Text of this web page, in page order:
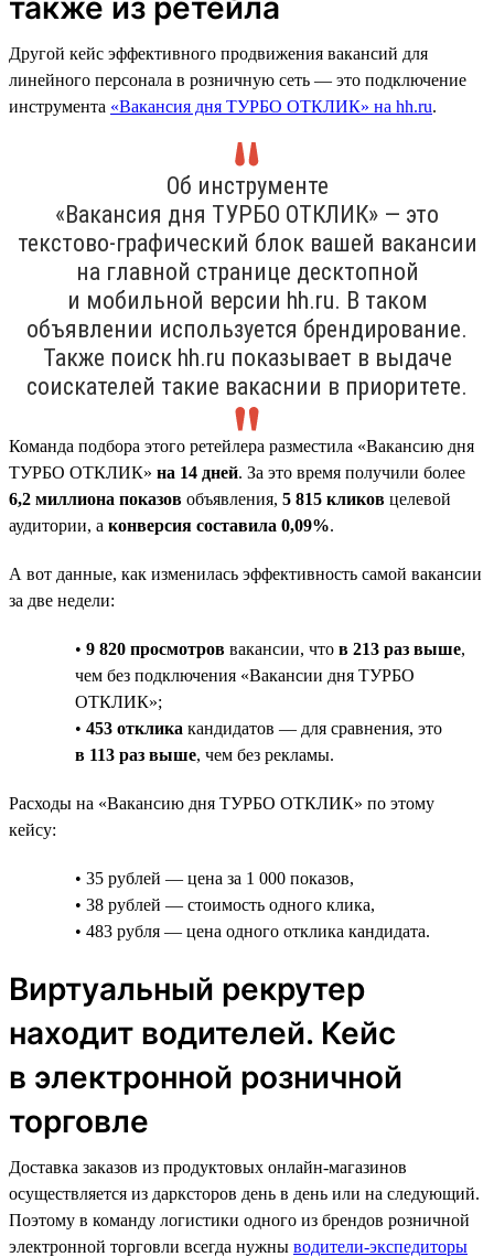
также из ретейла
Другой кейс эффективного продвижения вакансий для
линейного персонала в розничную сеть — это подключение
инструмента «Вакансия дня ТУРБО ОТКЛИК» на hh.ru.
Об инструменте
«Вакансия дня ТУРБО ОТКЛИК» — это
текстово-графический блок вашей вакансии
на главной странице десктопной
и мобильной версии hh.ru. В таком
объявлении используется брендирование.
Также поиск hh.ru показывает в выдаче
соискателей такие вакаснии в приоритете.
Команда подбора этого ретейлера разместила «Вакансию дня
ТУРБО ОТКЛИК» на 14 дней. За это время получили более
6,2 миллиона показов объявления, 5 815 кликов целевой
аудитории, а конверсия составила 0,09%.
А вот данные, как изменилась эффективность самой вакансии
за две недели:
• 9 820 просмотров вакансии, что в 213 раз выше,
чем без подключения «Вакансии дня ТУРБО
ОТКЛИК»;
• 453 отклика кандидатов — для сравнения, это
в 113 раз выше, чем без рекламы.
Расходы на «Вакансию дня ТУРБО ОТКЛИК» по этому
кейсу:
• 35 рублей — цена за 1 000 показов,
• 38 рублей — стоимость одного клика,
• 483 рубля — цена одного отклика кандидата.
Виртуальный рекрутер
находит водителей. Кейс
в электронной розничной
торговле
Доставка заказов из продуктовых онлайн-магазинов
осуществляется из дарксторов день в день или на следующий.
Поэтому в команду логистики одного из брендов розничной
электронной торговли всегда нужны водители-экспедиторы